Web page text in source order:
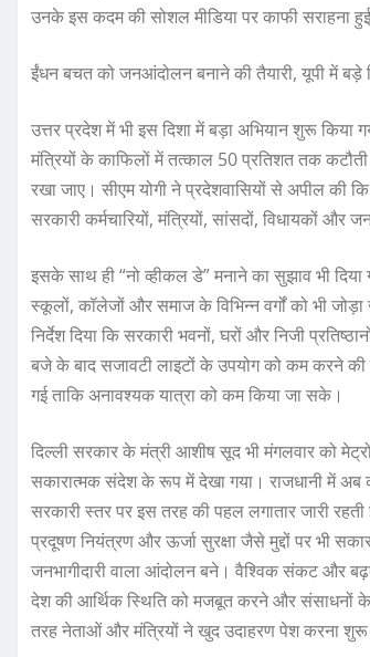
उनके इस कदम की सोशल मीडिया पर काफी सराहना
ईंधन बचत को जनआंदोलन बनाने की तैयारी, यूपी में बड़े
उत्तर प्रदेश में भी इस दिशा में बड़ा अभियान शुरू किया
मंत्रियों के काफिलों में तत्काल 50 प्रतिशत तक
रखा जाए। सीएम योगी ने प्रदेशवासियों से अपील
सरकारी कर्मचारियों, मंत्रियों, सांसदों, विधायकों
इसके साथ ही “नो व्हीकल डे” मनाने का सुझाव भी
स्कूलों, कॉलेजों और समाज के विभिन्न वर्गों को भी
निर्देश दिया कि सरकारी भवनों, घरों और निजी
बजे के बाद सजावटी लाइटों के उपयोग को कम करने की
गई ताकि अनावश्यक यात्रा को कम किया जा सके।
दिल्ली सरकार के मंत्री आशीष सूद भी मंगलवार को
सकारात्मक संदेश के रूप में देखा गया। राजधानी में अब
सरकारी स्तर पर इस तरह की पहल लगातार जारी
प्रदूषण नियंत्रण और ऊर्जा सुरक्षा जैसे मुद्दों पर भी
जनभागीदारी वाला आंदोलन बने। वैश्विक संकट और
देश की आर्थिक स्थिति को मजबूत करने और संसाधनों के
तरह नेताओं और मंत्रियों ने खुद उदाहरण पेश करना शुरू